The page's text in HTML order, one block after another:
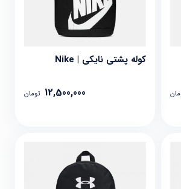
کوله پشتی نایکی | Nike
12,500,000 تومان